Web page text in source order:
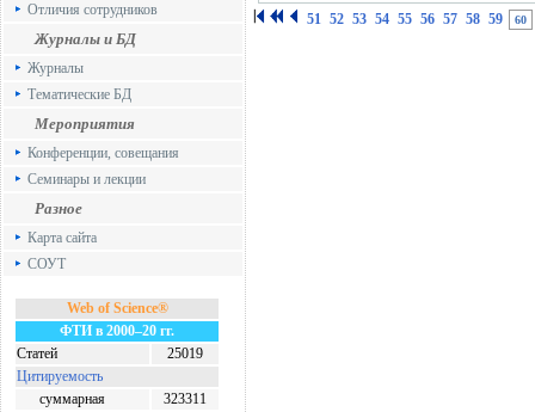
Отличия сотрудников
Журналы и БД
Журналы
Тематические БД
Мероприятия
Конференции, совещания
Семинары и лекции
Разное
Карта сайта
СОУТ
Web of Science®
ФТИ в 2000–20 гг.
Статей
25019
Цитируемость
суммарная
323311
51 52 53 54 55 56 57 58 59 60